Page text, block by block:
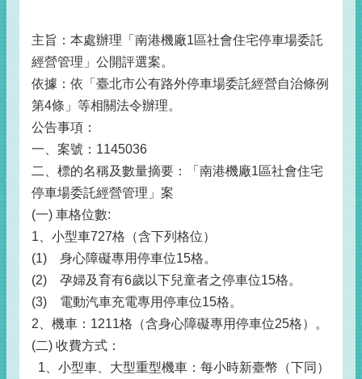
主旨：本處辦理「南港機廠1區社會住宅停車場委託
經營管理」公開評選案。
依據：依「臺北市公有路外停車場委託經營自治條例
第4條」等相關法令辦理。
公告事項：
一、案號：1145036
二、標的名稱及數量摘要：「南港機廠1區社會住宅
停車場委託經營管理」案
(一) 車格位數:
1、小型車727格（含下列格位）
(1)
身心障礙專用停車位15格。
(2)
孕婦及育有6歲以下兒童者之停車位15格。
(3)
電動汽車充電專用停車位15格。
2、機車：1211格（含身心障礙專用停車位25格）。
(二) 收費方式：
1、小型車、大型重型機車：每小時新臺幣（下同）